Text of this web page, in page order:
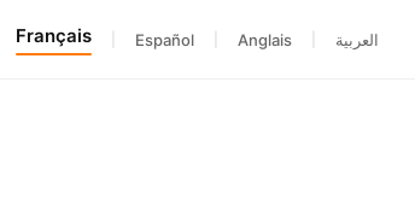
Français Español Anglais العربية